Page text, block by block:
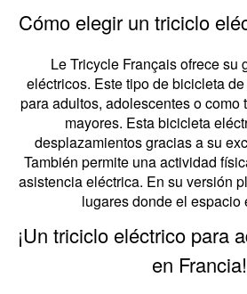
Cómo elegir un triciclo
Le Tricycle Français ofrece su
eléctricos. Este tipo de bicicleta
para adultos, adolescentes o como
mayores. Esta bicicleta
desplazamientos gracias a su
También permite una actividad
asistencia eléctrica. En su versión
lugares donde el espacio
¡Un triciclo eléctrico para
en Francia!